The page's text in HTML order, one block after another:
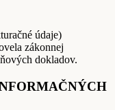
údaje)
zákonnej
dokladov.